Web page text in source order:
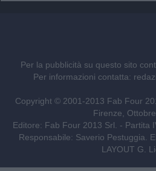
Per la pubblicità su questo sito
Per informazioni contatta:
Copyright © 2001-2013 Fab Four
Firenze,
Editore: Fab Four 2013 Srl. - Partita
Responsabile: Saverio Pestuggia.
LAYOUT G.